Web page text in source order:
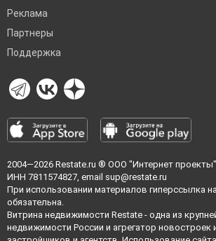
Реклама
Партнеры
Поддержка
2004—2026 Restate.ru ® ООО "Интернет
ИНН 7811574827, email sup@restate.ru
При использовании материалов гиперссылка
обязательна.
Витрина недвижимости Restate - одна из
недвижимости России и агрегатор новостроек